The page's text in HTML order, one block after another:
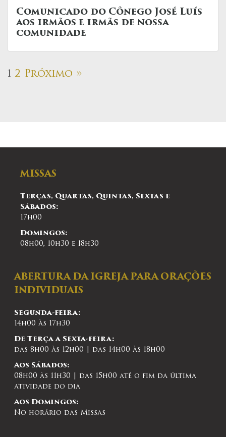
Comunicado do Cônego José Luís
aos irmãos e irmãs de nossa
comunidade
1 2 Próximo »
MISSAS
Terças, Quartas, Quintas, Sextas e
Sábados:
17h00
Domingos:
08h00, 10h30 e 18h30
ABERTURA DA IGREJA PARA ORAÇÕES
INDIVIDUAIS
Segunda-feira:
14h00 às 17h30
De Terça a Sexta-feira:
das 8h00 às 12h00 | das 14h00 às 18h00
Aos Sábados:
08h00 às 11h30 | das 15h00 até o fim da última
atividade do dia
Aos Domingos:
No horário das Missas